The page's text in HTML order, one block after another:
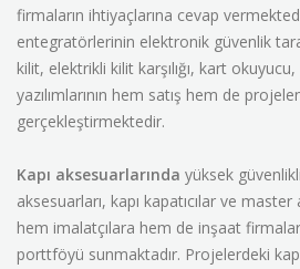
firmaların ihtiyaçlarına cevap
entegratörlerinin elektronik güvenlik
kilit, elektrikli kilit karşılığı, kart
yazılımlarının hem satış hem de
gerçekleştirmektedir.
Kapı aksesuarlarında yüksek
aksesuarları, kapı kapatıcılar ve
hem imalatçılara hem de inşaat
porttföyü sunmaktadır. Projelerdeki